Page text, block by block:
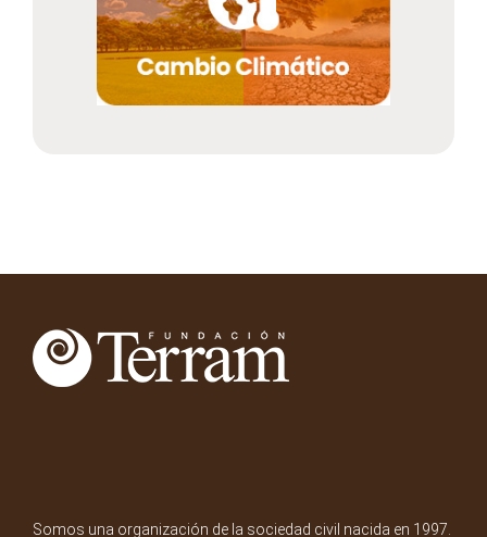
Somos una organización de la sociedad civil nacida en 1997.